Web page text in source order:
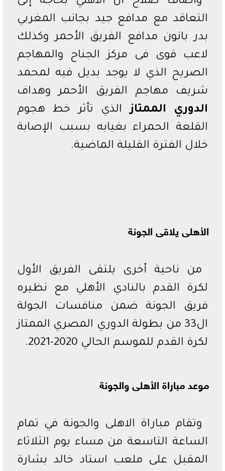
التعاقد مع مدافع جيد بجانب المغربي
بدر بانون مدافع الفريق الأحمر وكذلك
لاعب قوى فى مركز الجناح والمهاجم
الصريح الذي لا يوجد بديل فيه لمحمد
شريف مهاجم الفريق الأحمر وهداف
الدوري الممتازالذي تأثر خط هجوم
القلعة الحمراء بغيابه بسبب الإصابة
خلال الفترة القليلة الماضية.
الأهلى يلاقى الجونة
من ناحية أخرى يلتقى الفريق الأول
لكرة القدم بالنادي الأهلي مع نظيره
فريق الجونة ضمن منافسات الجولة
ال33 من بطولة الدوري المصري الممتاز
لكرة القدم للموسم الحالي 2020-2021.
موعد مباراة الأهلى والجونة
وتقام مباراة الاهلى والجونة في تمام
الساعة التاسعة من مساء يوم الثلاثاء
المقبل على ملعب استاد خالد بشارة